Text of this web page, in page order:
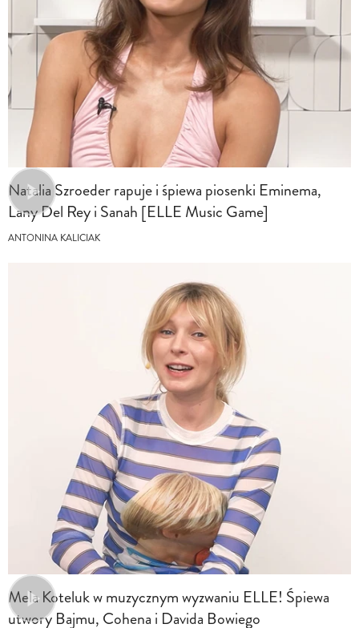
Natalia Szroeder rapuje i śpiewa piosenki Eminema,
Lany Del Rey i Sanah [ELLE Music Game]
ANTONINA KALICIAK
Mela Koteluk w muzycznym wyzwaniu ELLE! Śpiewa
utwory Bajmu, Cohena i Davida Bowiego